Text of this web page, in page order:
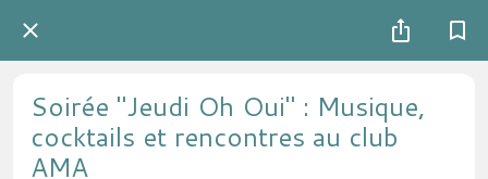
Soirée "Jeudi Oh Oui" : Musique,
cocktails et rencontres au club
AMA